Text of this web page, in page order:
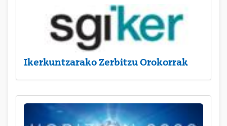
Ikerkuntzarako Zerbitzu Orokorrak